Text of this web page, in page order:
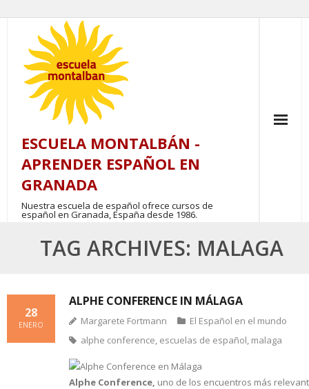
content
ESCUELA MONTALBÁN -
APRENDER ESPAÑOL EN
GRANADA
Nuestra escuela de español ofrece cursos de
español en Granada, España desde 1986.
TAG ARCHIVES: MALAGA
ALPHE CONFERENCE IN MÁLAGA
28
ENERO Margarete Fortmann
El Español en el mundo
alphe conference, escuelas de español, malaga
Alphe Conference, uno de los encuentros más